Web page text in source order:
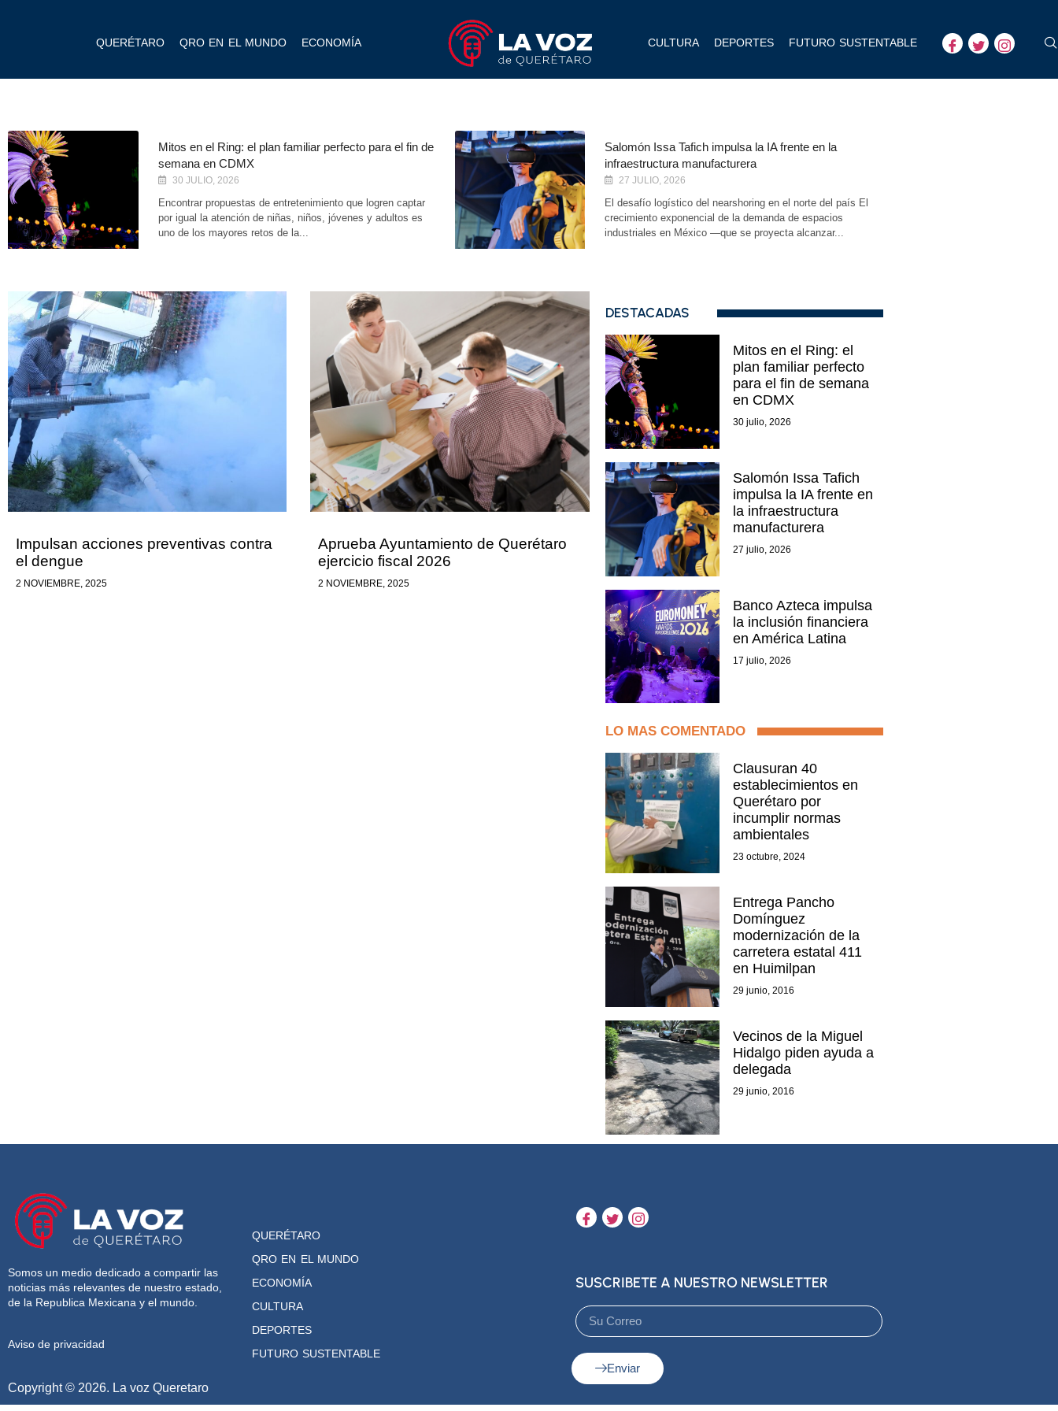
QUERÉTARO QRO EN EL MUNDO ECONOMÍA CULTURA DEPORTES FUTURO SUSTENTABLE
Mitos en el Ring: el plan familiar perfecto para el fin de
semana en CDMX
30 JULIO, 2026
Encontrar propuestas de entretenimiento que logren captar
por igual la atención de niñas, niños, jóvenes y adultos es
uno de los mayores retos de la...
Salomón Issa Tafich impulsa la IA frente en la
infraestructura manufacturera
27 JULIO, 2026
El desafío logístico del nearshoring en el norte del país El
crecimiento exponencial de la demanda de espacios
industriales en México —que se proyecta alcanzar...
Impulsan acciones preventivas contra
el dengue
2 NOVIEMBRE, 2025
Aprueba Ayuntamiento de Querétaro
ejercicio fiscal 2026
2 NOVIEMBRE, 2025
DESTACADAS
Mitos en el Ring: el
plan familiar perfecto
para el fin de semana
en CDMX
30 julio, 2026
Salomón Issa Tafich
impulsa la IA frente en
la infraestructura
manufacturera
27 julio, 2026
Banco Azteca impulsa
la inclusión financiera
en América Latina
17 julio, 2026
LO MAS COMENTADO
Clausuran 40
establecimientos en
Querétaro por
incumplir normas
ambientales
23 octubre, 2024
Entrega Pancho
Domínguez
modernización de la
carretera estatal 411
en Huimilpan
29 junio, 2016
Vecinos de la Miguel
Hidalgo piden ayuda a
delegada
29 junio, 2016
Somos un medio dedicado a compartir las
noticias más relevantes de nuestro estado,
de la Republica Mexicana y el mundo.
Aviso de privacidad
Copyright © 2026. La voz Queretaro
QUERÉTARO
QRO EN EL MUNDO
ECONOMÍA
CULTURA
DEPORTES
FUTURO SUSTENTABLE
SUSCRIBETE A NUESTRO NEWSLETTER
Enviar